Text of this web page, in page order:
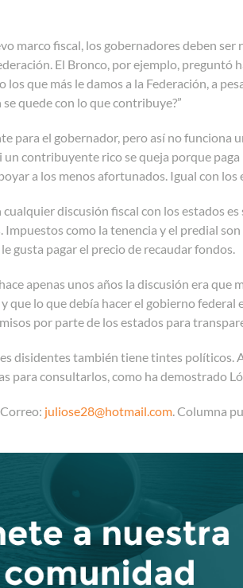
marco fiscal, los gobernadores deben
El Bronco, por ejemplo, preguntó
los que más le damos a la Federación, a
quede con lo que contribuye?”
para el gobernador, pero así no funciona
un contribuyente rico se queja porque
a los menos afortunados. Igual con los
discusión fiscal con los estados
Impuestos como la tenencia y el predial
gusta pagar el precio de recaudar fondos.
apenas unos años la discusión era
que lo que debía hacer el gobierno
por parte de los estados para
disidentes también tiene tintes políticos.
para consultarlos, como ha demostrado
juliose28@hotmail.com. Columna